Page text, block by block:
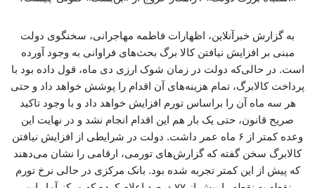
به گزارش خبرآنلاین، اظهارات فاطمه مهاجرانی، سخنگوی دولت
مبنی بر افزایش نیافتن کالا برگ بحث‌های فراوانی به وجود آورده
است. در حالی‌که دولت در زمان شوک ارزی دی ماه، قول داده بود با
پرداخت کالابرگ، تمام هزینه‌های آن اقدام را پوشش خواهد داد و حتی
هر سه ماه آن را براساس تورم افزایش خواهد داد و با وجود تاکید
صریح قانون، حتی یک بار هم این اقدام انجام نشد و در نهایت این
وعده کمتر از ۶ ماه عمر داشت. دولت در شرایطی از افزایش نیافتن
کالابرگ سخن گفته که گزارش‌های تورمی، ارقامی را نشان می‌دهند
که پیش از این کمتر تجربه شده بود. بانک مرکزی در حالی نرخ تورم